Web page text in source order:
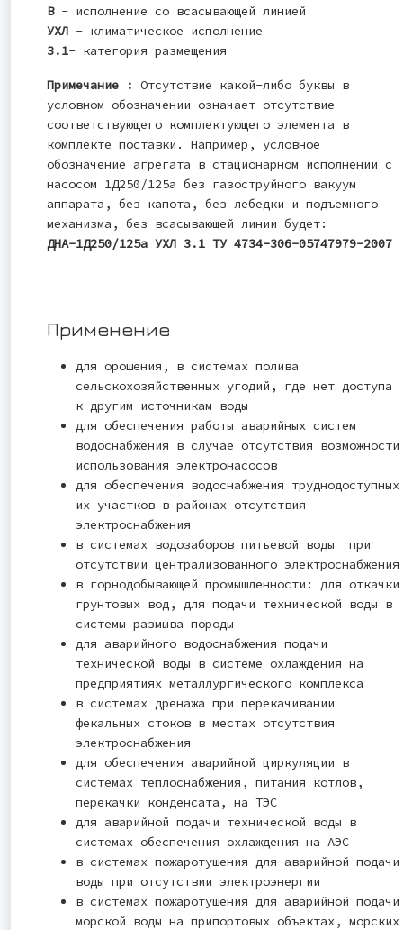
В - исполнение со всасывающей линией
УХЛ - климатическое исполнение
3.1- категория размещения
Примечание : Отсутствие какой-либо буквы в
условном обозначении означает отсутствие
соответствующего комплектующего элемента в
комплекте поставки. Например, условное
обозначение агрегата в стационарном исполнении с
насосом 1Д250/125а без газоструйного вакуум
аппарата, без капота, без лебедки и подъемного
механизма, без всасывающей линии будет:
ДНА-1Д250/125а УХЛ 3.1 ТУ 4734-306-05747979-2007
Применение
для орошения, в системах полива
сельскохозяйственных угодий, где нет доступа
к другим источникам воды
для обеспечения работы аварийных систем
водоснабжения в случае отсутствия возможности
использования электронасосов
для обеспечения водоснабжения труднодоступных
их участков в районах отсутствия
электроснабжения
в системах водозаборов питьевой воды при
отсутствии централизованного электроснабжения
в горнодобывающей промышленности: для откачки
грунтовых вод, для подачи технической воды в
системы размыва породы
для аварийного водоснабжения подачи
технической воды в системе охлаждения на
предприятиях металлургического комплекса
в системах дренажа при перекачивании
фекальных стоков в местах отсутствия
электроснабжения
для обеспечения аварийной циркуляции в
системах теплоснабжения, питания котлов,
перекачки конденсата, на ТЭС
для аварийной подачи технической воды в
системах обеспечения охлаждения на АЭС
в системах пожаротушения для аварийной подачи
воды при отсутствии электроэнергии
в системах пожаротушения для аварийной подачи
морской воды на припортовых объектах, морских